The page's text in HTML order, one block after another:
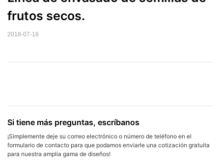
frutos secos.
2018-07-16
Si tiene más preguntas, escríbanos
¡Simplemente deje su correo electrónico o número de teléfono en el
formulario de contacto para que podamos enviarle una cotización gratuita
para nuestra amplia gama de diseños!